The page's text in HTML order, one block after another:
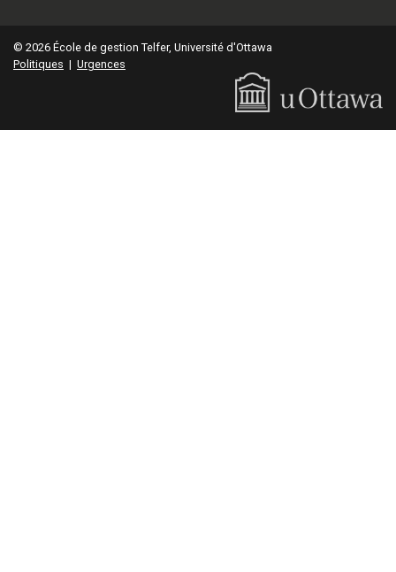
© 2026 École de gestion Telfer, Université d'Ottawa
Politiques | Urgences